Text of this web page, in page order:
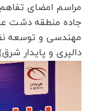
مراسم امضای
جاده منطقه دشت
مهندسی و توسعه
دالپری و پایدار